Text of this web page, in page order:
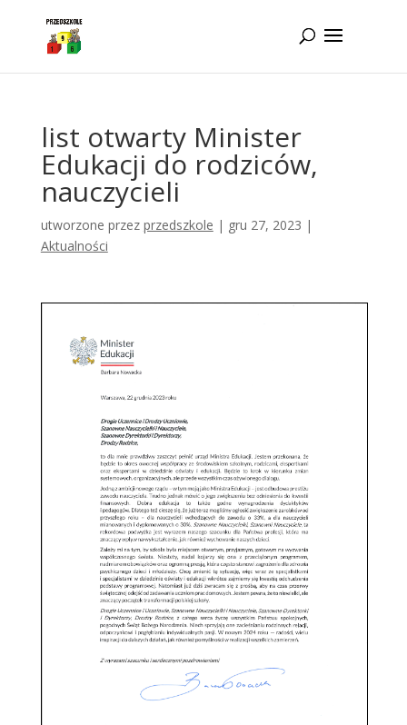
list otwarty Minister
Edukacji do rodziców,
nauczycieli
utworzone przez przedszkole | gru 27, 2023 |
Aktualności